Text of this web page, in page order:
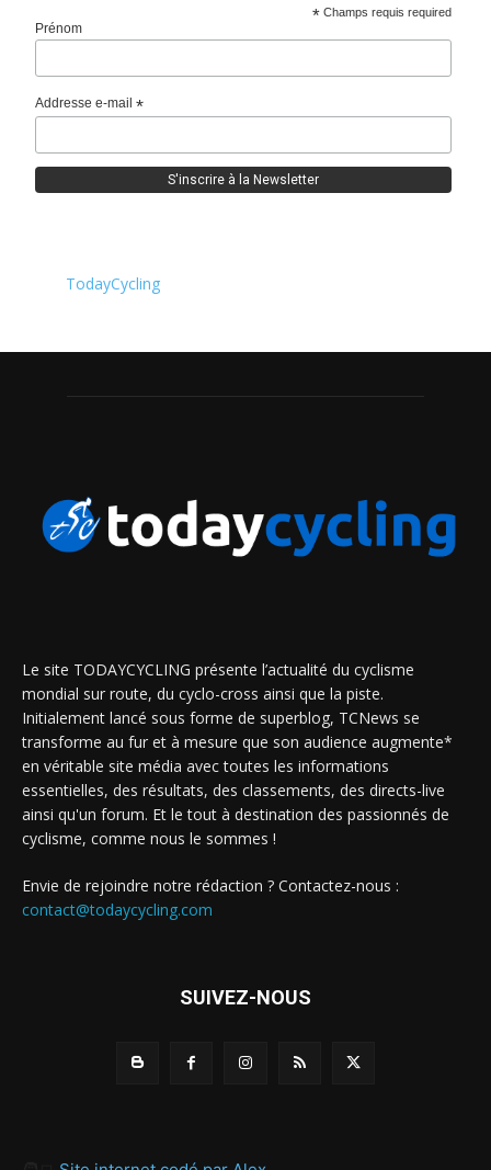
* Champs requis required
Prénom
Addresse e-mail*
TodayCycling
Le site TODAYCYCLING présente l’actualité du cyclisme
mondial sur route, du cyclo-cross ainsi que la piste.
Initialement lancé sous forme de superblog, TCNews se
transforme au fur et à mesure que son audience augmente*
en véritable site média avec toutes les informations
essentielles, des résultats, des classements, des directs-live
ainsi qu'un forum. Et le tout à destination des passionnés de
cyclisme, comme nous le sommes !
Envie de rejoindre notre rédaction ? Contactez-nous :
contact@todaycycling.com
SUIVEZ-NOUS